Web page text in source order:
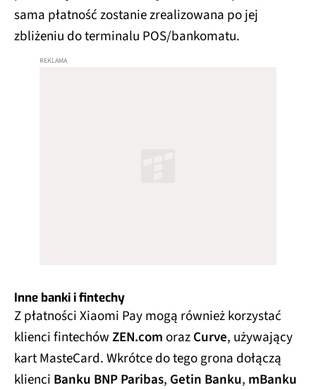
sama płatność zostanie zrealizowana po jej
zbliżeniu do terminalu POS/bankomatu.
Inne banki i fintechy
Z płatności Xiaomi Pay mogą również korzystać
klienci fintechówZEN.comorazCurve, używający
kart MasteCard. Wkrótce do tego grona dołączą
klienci Banku BNP Paribas, Getin Banku, mBanku